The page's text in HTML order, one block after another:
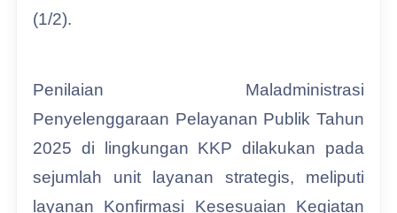
(1/2).
Penilaian Maladministrasi
Penyelenggaraan Pelayanan Publik Tahun
2025 di lingkungan KKP dilakukan pada
sejumlah unit layanan strategis, meliputi
layanan Konfirmasi Kesesuaian Kegiatan